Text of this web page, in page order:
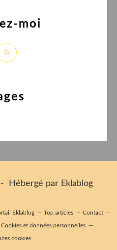
moi
Hébergé par Eklablog
Eklablog Top articles Contact
Cookies et données personnelles
cookies